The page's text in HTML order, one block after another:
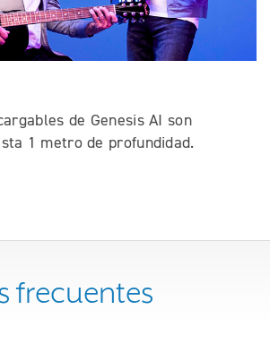
de Genesis AI son
1 metro de profundidad.
frecuentes